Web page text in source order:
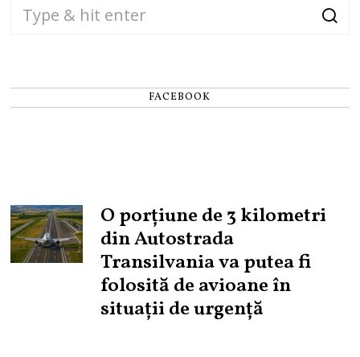
FACEBOOK
O porțiune de 3 kilometri
din Autostrada
Transilvania va putea fi
folosită de avioane în
situații de urgență